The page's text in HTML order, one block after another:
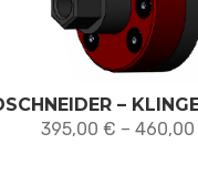
–
395,00 € – 460,00